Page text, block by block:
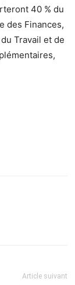
40 % du
des Finances,
Travail et de
Article suivant